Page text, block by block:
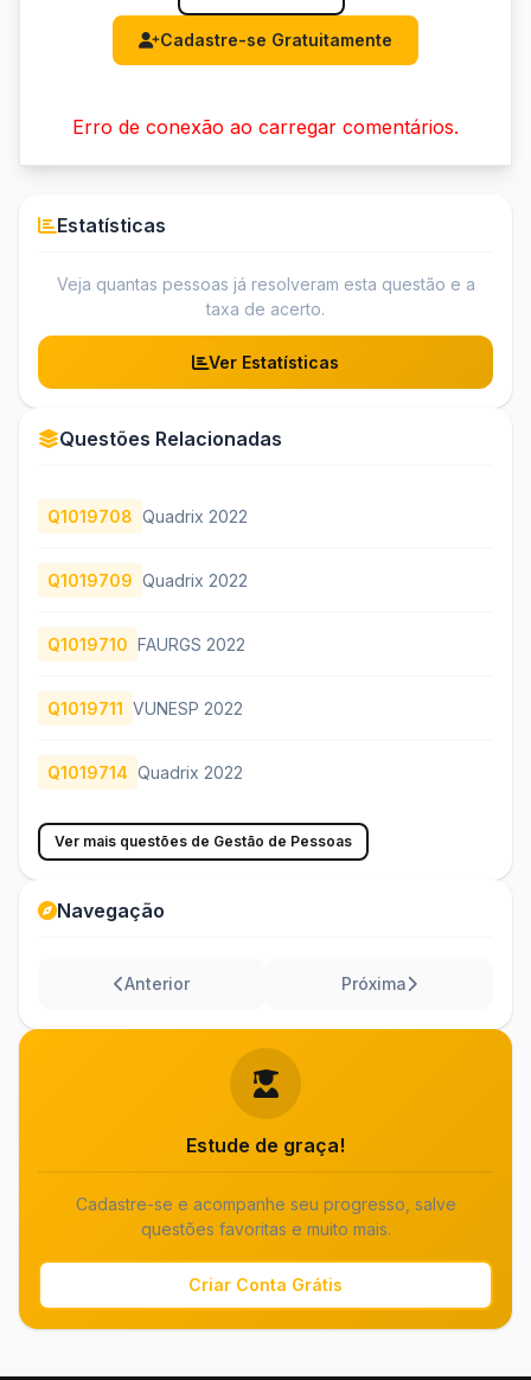
Cadastre-se Gratuitamente
Erro de conexão ao carregar comentários.
Estatísticas
Veja quantas pessoas já resolveram esta questão e a
taxa de acerto.
Ver Estatísticas
Questões Relacionadas
Q1019708 Quadrix 2022
Q1019709 Quadrix 2022
Q1019710 FAURGS 2022
Q1019711 VUNESP 2022
Q1019714 Quadrix 2022
Ver mais questões de Gestão de Pessoas
Navegação
Anterior Próxima
Estude de graça!
Cadastre-se e acompanhe seu progresso, salve
questões favoritas e muito mais.
Criar Conta Grátis